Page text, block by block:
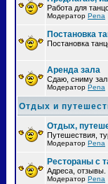
Работа для
Модератор Pena
Постановка
Постановка
Аренда зала
Сдаю, сниму зал
Модератор Pena
Отдых и
Отдых,
Путешествия,
Модератор Pena
Рестораны с
Адреса, отзывы.
Модератор Pena